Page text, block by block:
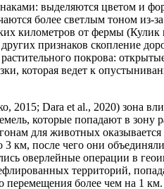
выделяются цветом и
более светлым тоном из-
километров от фермы
признаков скопление
покрова:
которая ведет к
Dara et al., 2020) зона
которые попадают в
для животных
после чего они
оверлейные операции в
территорий,
перемещения более чем на 1